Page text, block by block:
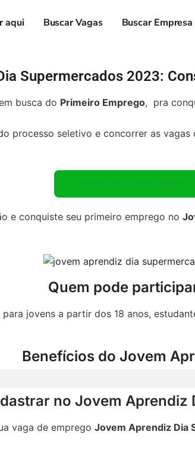
aqui Buscar Vagas Buscar Empresa
Supermercados 2023:
busca do Primeiro Emprego, pra
processo seletivo e concorrer as vagas
QUERO ME CADASTRAR
e conquiste seu primeiro emprego no
Quem pode
jovens a partir dos 18 anos,
Benefícios do Jovem
no Jovem Aprendiz
vaga de emprego Jovem Aprendiz Dia